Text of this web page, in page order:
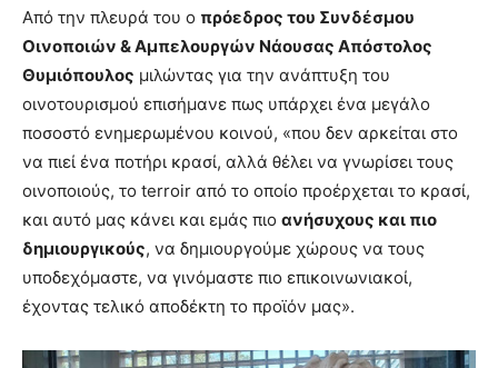
Από την πλευρά του ο πρόεδρος του Συνδέσμου
Οινοποιών & Αμπελουργών Νάουσας Απόστολος
Θυμιόπουλος μιλώντας για την ανάπτυξη του
οινοτουρισμού επισήμανε πως υπάρχει ένα μεγάλο
ποσοστό ενημερωμένου κοινού, «που δεν αρκείται στο
να πιεί ένα ποτήρι κρασί, αλλά θέλει να γνωρίσει τους
οινοποιούς, το terroir από το οποίο προέρχεται το κρασί,
και αυτό μας κάνει και εμάς πιο ανήσυχους και πιο
δημιουργικούς, να δημιουργούμε χώρους να τους
υποδεχόμαστε, να γινόμαστε πιο επικοινωνιακοί,
έχοντας τελικό αποδέκτη το προϊόν μας».